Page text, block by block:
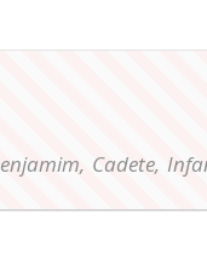
Cadete,